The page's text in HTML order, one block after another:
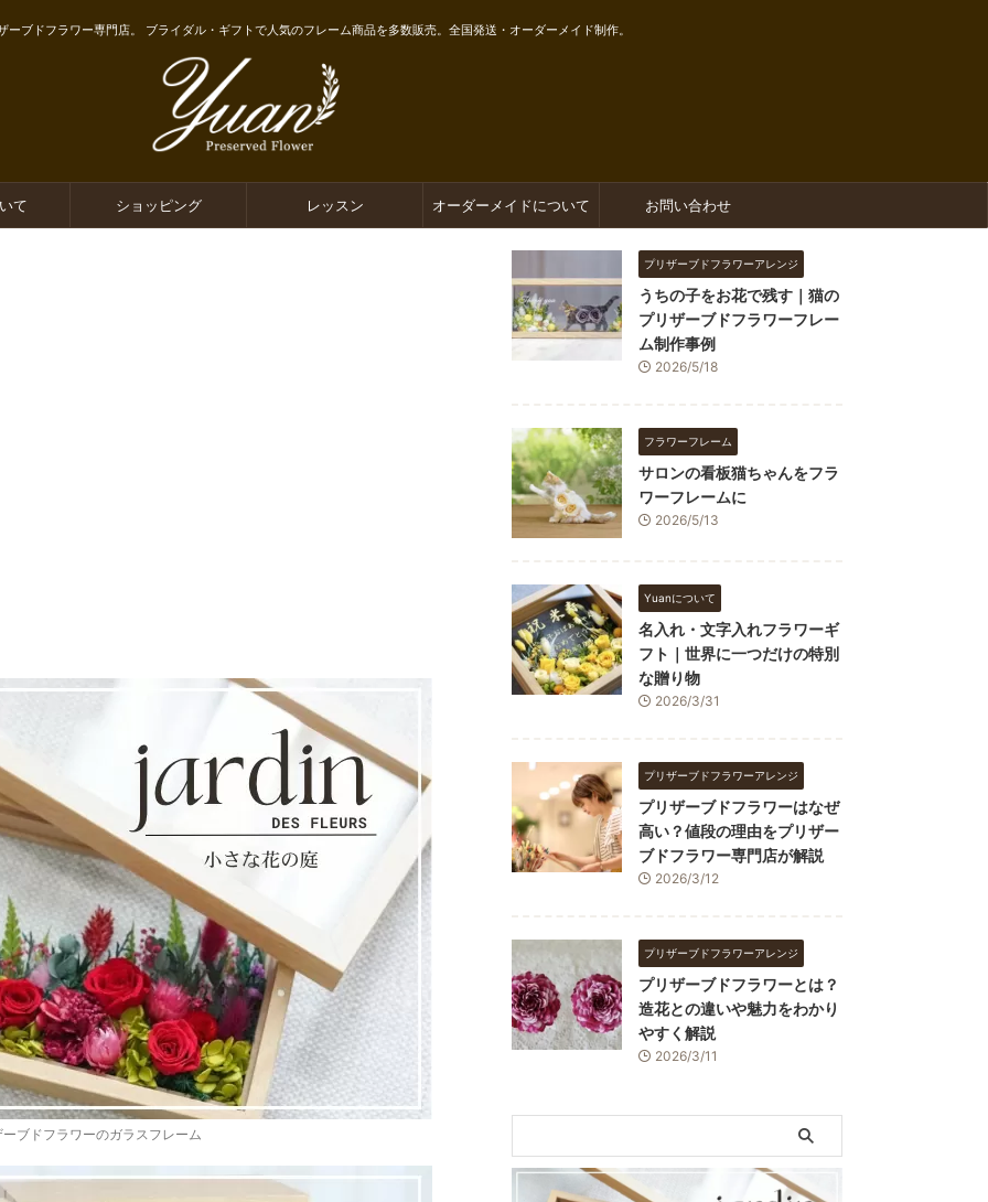
ーブドフラワー専門店。 ブライダル・ギフトで人気のフレーム商品を多数販売。全国発送・オーダーメイド制作。
て ショッピング レッスン オーダーメイドについて お問い合わせ
ブドフラワーのガラスフレーム
プリザーブドフラワーアレンジ
うちの子をお花で残す｜猫の
プリザーブドフラワーフレー
ム制作事例
2026/5/18
フラワーフレーム
サロンの看板猫ちゃんをフラ
ワーフレームに
2026/5/13
Yuanについて
名入れ・文字入れフラワーギ
フト｜世界に一つだけの特別
な贈り物
2026/3/31
プリザーブドフラワーアレンジ
プリザーブドフラワーはなぜ
高い？値段の理由をプリザー
ブドフラワー専門店が解説
2026/3/12
プリザーブドフラワーアレンジ
プリザーブドフラワーとは？
造花との違いや魅力をわかり
やすく解説
2026/3/11